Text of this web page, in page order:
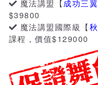
魔法講盟【成功三翼
$39800
魔法講盟國際級【
課程，價值$129000